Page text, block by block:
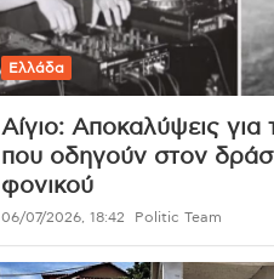
Ελλάδα
Αίγιο: Αποκαλύψεις για
που οδηγούν στον
φονικού
06/07/2026, 18:42 Politic Team